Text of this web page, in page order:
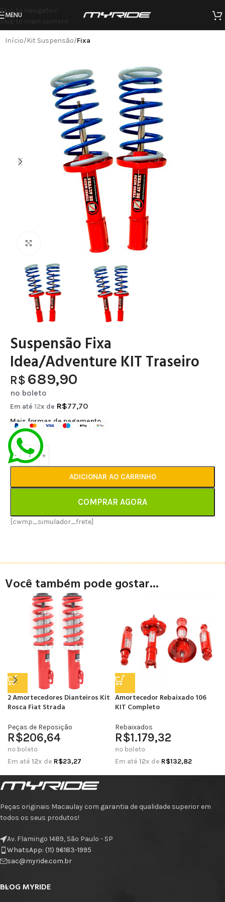
Skip to navigation
Skip to main content
MENU
Início Kit Suspensão Fixa
Clique para ampliar
Suspensão Fixa
Idea/Adventure KIT Traseiro
R$ 689,90
no boleto
Em até 12x de R$77,70
Mais formas de pagamento
ADICIONAR AO CARRINHO
COMPRAR AGORA
[cwmp_simulador_frete]
Você também pode gostar...
2 Amortecedores Dianteiros Kit
Rosca Fiat Strada
Peças de Reposição
R$206,64
no boleto
Em até 12x de R$23,27
Amortecedor Rebaixado 106
KIT Completo
Rebaixados
R$1.179,32
no boleto
Em até 12x de R$132,82
Peças originais Macaulay com garantia de qualidade superior em
todos os seus produtos!
Av. Flamingo 1489, São Paulo - SP
WhatsApp: (11) 96183-1995
sac@myride.com.br
BLOG MYRIDE